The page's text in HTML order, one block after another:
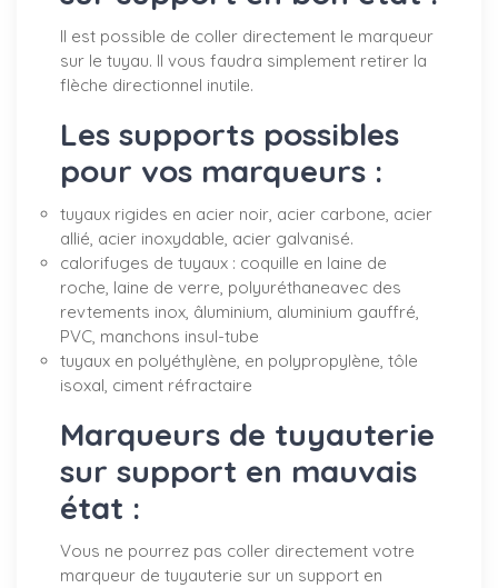
Il est possible de coller directement le marqueur
sur le tuyau. Il vous faudra simplement retirer la
flèche directionnel inutile.
Les supports possibles
pour vos marqueurs :
tuyaux rigides en acier noir, acier carbone, acier
allié, acier inoxydable, acier galvanisé.
calorifuges de tuyaux : coquille en laine de
roche, laine de verre, polyuréthaneavec des
revtements inox, âluminium, aluminium gauffré,
PVC, manchons insul-tube
tuyaux en polyéthylène, en polypropylène, tôle
isoxal, ciment réfractaire
Marqueurs de tuyauterie
sur support en mauvais
état :
Vous ne pourrez pas coller directement votre
marqueur de tuyauterie sur un support en